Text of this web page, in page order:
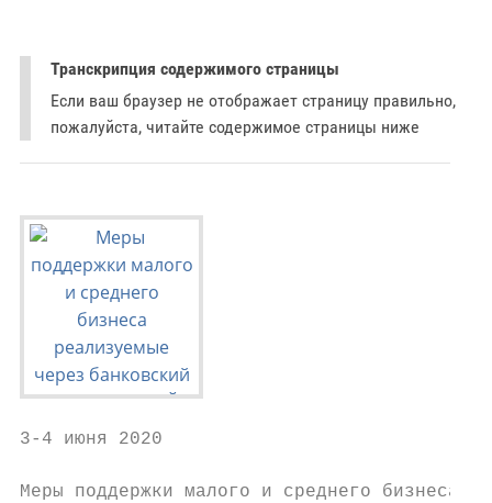
Транскрипция содержимого страницы
Если ваш браузер не отображает страницу правильно,
пожалуйста, читайте содержимое страницы ниже
3-4 июня 2020
Меры поддержки малого и среднего бизнеса